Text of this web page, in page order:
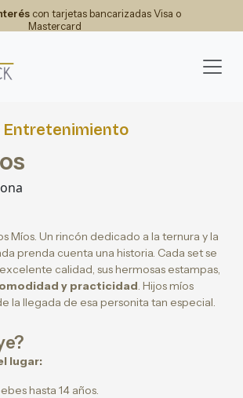
con tarjetas bancarizadas Visa o
Mastercard
Entretenimiento
Míos. Un rincón dedicado a la ternura y la
prenda cuenta una historia. Cada set se
calidad, sus hermosas estampas,
y practicidad. Hijos míos
la llegada de esa personita tan especial.
lugar:
hasta 14 años.